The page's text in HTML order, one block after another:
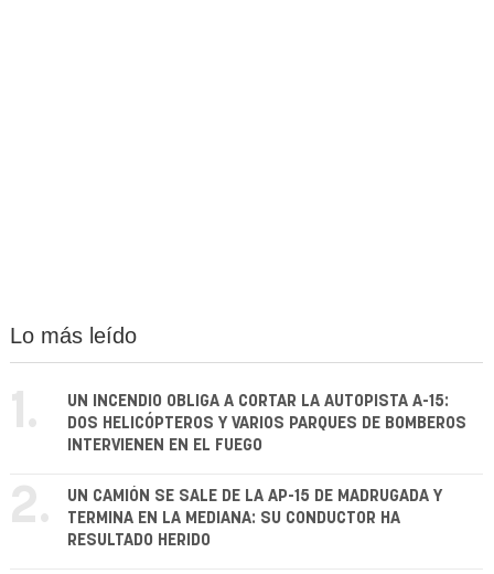
Lo más leído
1.
UN INCENDIO OBLIGA A CORTAR LA AUTOPISTA A-15:
DOS HELICÓPTEROS Y VARIOS PARQUES DE BOMBEROS
INTERVIENEN EN EL FUEGO
2.
UN CAMIÓN SE SALE DE LA AP-15 DE MADRUGADA Y
TERMINA EN LA MEDIANA: SU CONDUCTOR HA
RESULTADO HERIDO